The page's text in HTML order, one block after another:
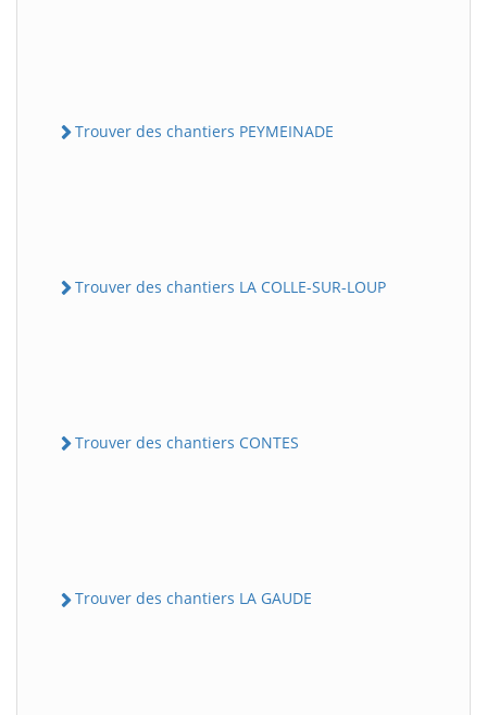
Trouver des chantiers PEYMEINADE
Trouver des chantiers LA COLLE-SUR-LOUP
Trouver des chantiers CONTES
Trouver des chantiers LA GAUDE